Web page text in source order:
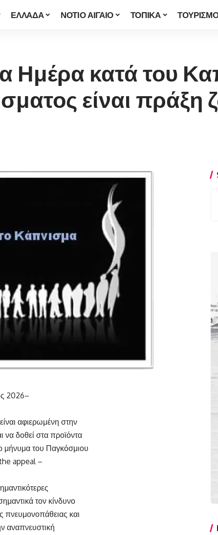
ΕΛΛΑΔΑ ΝΟΤΙΟ ΑΙΓΑΙΟ ΤΟΠΙΚΑ
Ημέρα κατά του
είναι πράξη
2026–
αφιερωμένη στην
να δοθεί στα προϊόντα
μήνυμα του Παγκόσμιου
appeal –
τον κίνδυνο
πνευμονοπάθειας και
αναπνευστική